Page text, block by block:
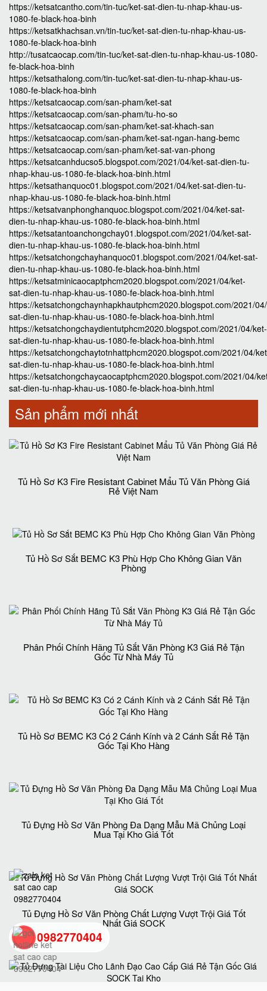
https://ketsatcantho.com/tin-tuc/ket-sat-dien-tu-nhap-khau-us-
1080-fe-black-hoa-binh
https://ketsatkhachsan.vn/tin-tuc/ket-sat-dien-tu-nhap-khau-us-
1080-fe-black-hoa-binh
http://tusatcaocap.com/tin-tuc/ket-sat-dien-tu-nhap-khau-us-1080-
fe-black-hoa-binh
https://ketsathalong.com/tin-tuc/ket-sat-dien-tu-nhap-khau-us-
1080-fe-black-hoa-binh
https://ketsatcaocap.com/san-pham/ket-sat
https://ketsatcaocap.com/san-pham/tu-ho-so
https://ketsatcaocap.com/san-pham/ket-sat-khach-san
https://ketsatcaocap.com/san-pham/ket-sat-ngan-hang-bemc
https://ketsatcaocap.com/san-pham/ket-sat-van-phong
https://ketsatcanhducso5.blogspot.com/2021/04/ket-sat-dien-tu-
nhap-khau-us-1080-fe-black-hoa-binh.html
https://ketsathanquoc01.blogspot.com/2021/04/ket-sat-dien-tu-
nhap-khau-us-1080-fe-black-hoa-binh.html
https://ketsatvanphonghanquoc.blogspot.com/2021/04/ket-sat-
dien-tu-nhap-khau-us-1080-fe-black-hoa-binh.html
https://ketsatantoanchongchay01.blogspot.com/2021/04/ket-sat-
dien-tu-nhap-khau-us-1080-fe-black-hoa-binh.html
https://ketsatchongchayhanquoc01.blogspot.com/2021/04/ket-sat-
dien-tu-nhap-khau-us-1080-fe-black-hoa-binh.html
https://ketsatminicaocaptphcm2020.blogspot.com/2021/04/ket-
sat-dien-tu-nhap-khau-us-1080-fe-black-hoa-binh.html
https://ketsatchongchaynhapkhautphcm2020.blogspot.com/2021/
sat-dien-tu-nhap-khau-us-1080-fe-black-hoa-binh.html
https://ketsatchongchaydientutphcm2020.blogspot.com/2021/04/ket-
sat-dien-tu-nhap-khau-us-1080-fe-black-hoa-binh.html
https://ketsatchongchaytotnhattphcm2020.blogspot.com/2021/04/
sat-dien-tu-nhap-khau-us-1080-fe-black-hoa-binh.html
https://ketsatchongchaycaocaptphcm2020.blogspot.com/2021/04/
sat-dien-tu-nhap-khau-us-1080-fe-black-hoa-binh.html
Sản phẩm mới nhất
Tủ Hồ Sơ K3 Fire Resistant Cabinet Mẩu Tủ Văn Phòng Giá
Rẻ Việt Nam
Tủ Hồ Sơ Sắt BEMC K3 Phù Hợp Cho Không Gian Văn
Phòng
Phân Phối Chính Hãng Tủ Sắt Văn Phòng K3 Giá Rẻ Tận
Gốc Từ Nhà Máy Tủ
Tủ Hồ Sơ BEMC K3 Có 2 Cánh Kính và 2 Cánh Sắt Rẻ Tận
Gốc Tại Kho Hàng
Tủ Đựng Hồ Sơ Văn Phòng Đa Dạng Mẫu Mã Chủng Loại
Mua Tại Kho Giá Tốt
Tủ Đựng Hồ Sơ Văn Phòng Chất Lượng Vượt Trội Giá Tốt
Nhất Giá SOCK
0982770404